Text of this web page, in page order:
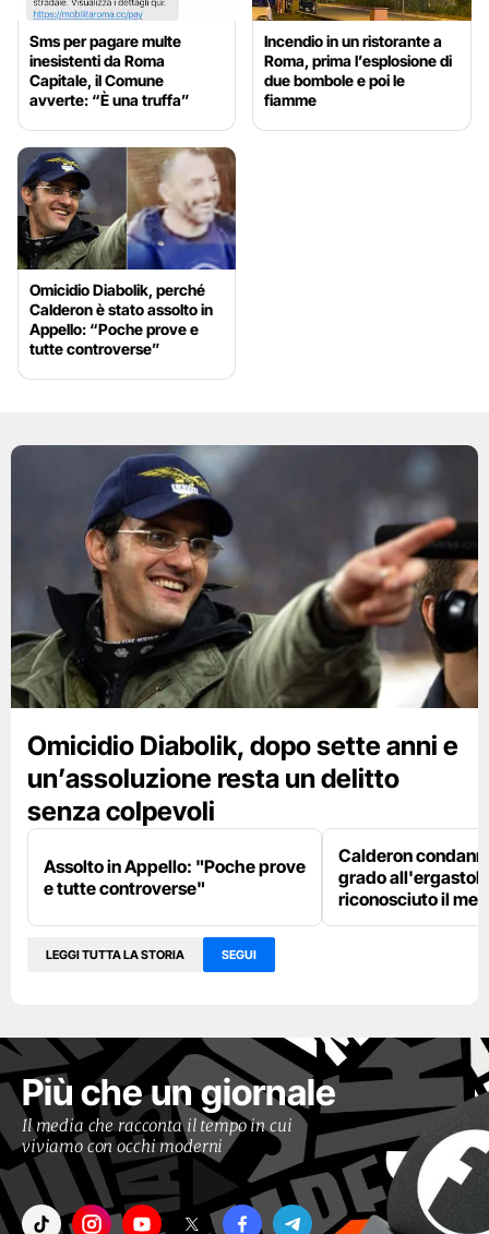
Sms per pagare multe
inesistenti da Roma
Capitale, il Comune
avverte: “È una truffa”
Incendio in un ristorante a
Roma, prima l’esplosione di
due bombole e poi le
fiamme
Omicidio Diabolik, perché
Calderon è stato assolto in
Appello: “Poche prove e
tutte controverse”
Omicidio Diabolik, dopo sette anni e
un’assoluzione resta un delitto
senza colpevoli
Assolto in Appello: "Poche prove
e tutte controverse"
Calderon
grado
riconosciuto il
LEGGI TUTTA LA STORIA SEGUI
Più che un giornale
Il media che racconta il tempo in cui
viviamo con occhi moderni